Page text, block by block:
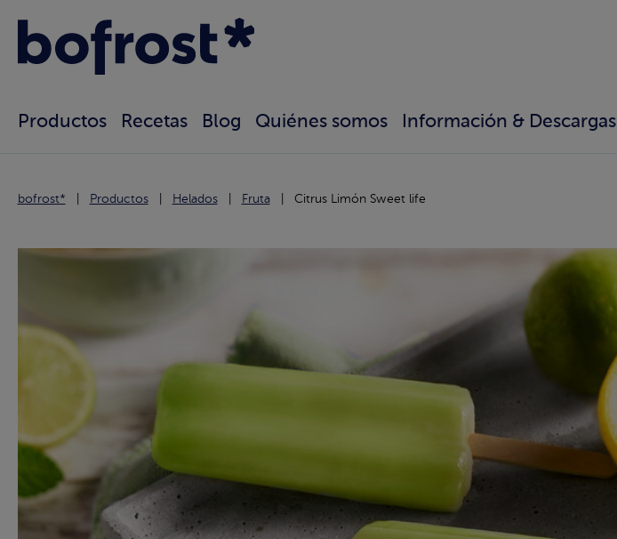
Productos Recetas Blog Quiénes somos Información & Descargas
bofrost* Productos Helados Fruta Citrus Limón Sweet life